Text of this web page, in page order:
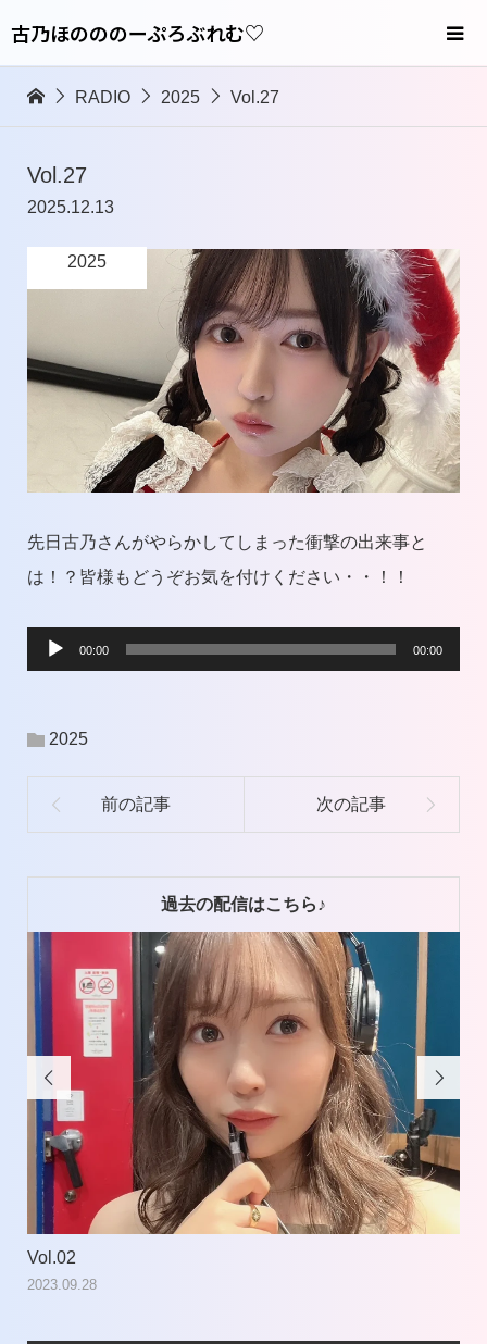
古乃ほのののーぷろぶれむ♡
RADIO 2025 Vol.27
Vol.27
2025.12.13
2025
先日古乃さんがやらかしてしまった衝撃の出来事と
は！？皆様もどうぞお気を付けください・・！！
プ
00:00 00:00
2025
過去の配信はこちら♪

Vol.02
2023.09.28
